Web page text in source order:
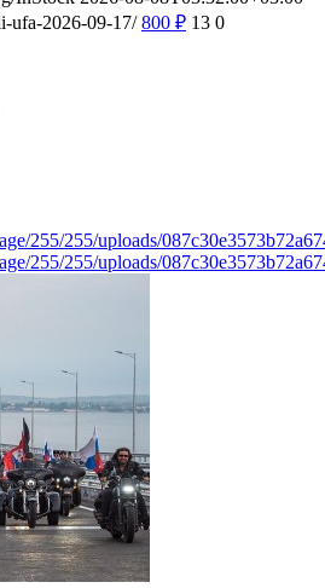
ufa-2026-09-17/ 800 ₽ 13 0
255/255/uploads/
255/255/uploads/